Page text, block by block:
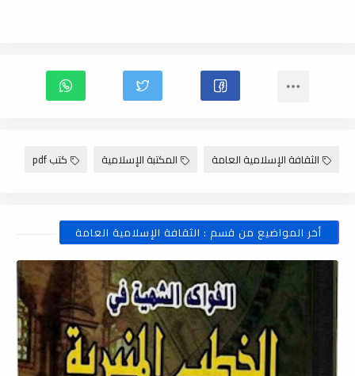
الثقافة الإسلامية العامة المكتبة الإسلامية كتب pdf
أخر المواضيع من قسم : الثقافة الإسلامية العامة